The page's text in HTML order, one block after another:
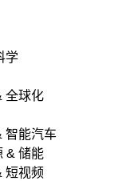
球化
能汽车
储能
视频